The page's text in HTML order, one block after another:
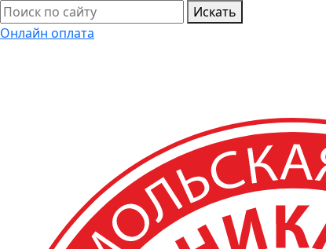
Искать
Онлайн оплата